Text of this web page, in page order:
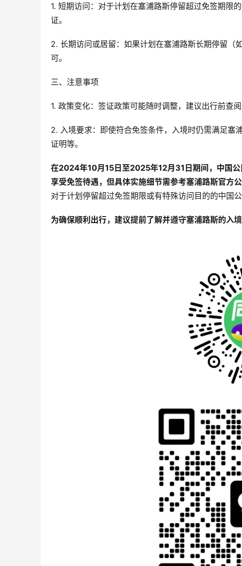
1. 短期访问：对于计划在塞浦路斯停留超过免签期限
证。
2. 长期访问或居留：如果计划在塞浦路斯长期停留（
可。
三、注意事项
1. 政策变化：签证政策可能随时调整，建议出行前查
2. 入境要求：即使符合免签条件，入境时仍需满足塞
证明等。
在2024年10月15日至2025年12月31日期间，中国
享受免签待遇，但具体实施细节需参考塞浦路斯官方公
对于计划停留超过免签期限或有特殊访问目的的中国
为确保顺利出行，建议提前了解并遵守塞浦路斯的入境